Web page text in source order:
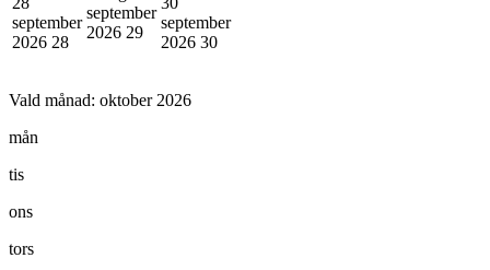
september
2026 28
september
2026 29
september
2026 30
Vald månad: oktober 2026
mån
tis
ons
tors